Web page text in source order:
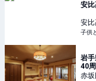
安比
安
子供
岩
40
赤